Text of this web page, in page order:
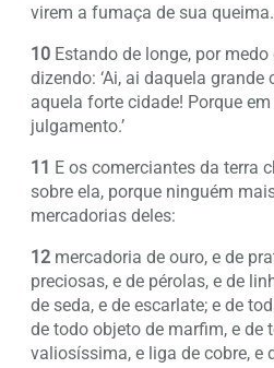
virem a fumaça de sua queima.
10 Estando de longe, por
dizendo: ‘Ai, ai daquela
aquela forte cidade! Porque
julgamento.’
11 E os comerciantes da terra
sobre ela, porque ninguém
mercadorias deles:
12 mercadoria de ouro, e de
preciosas, e de pérolas, e de
de seda, e de escarlate; e de
de todo objeto de marfim, e de
valiosíssima, e liga de cobre, e